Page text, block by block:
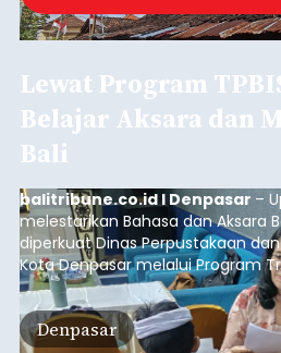
Lewat Program
Belajar Aksara dan
Bali
balitribune.co.id I Denpasar –
melestarikan Bahasa dan Aksara
diperkuat Dinas Perpustakaan
Kota Denpasar melalui Program
Perpustakaan Berbasis Inklusi
Tahun ini, sebanyak 63 siswa kelas
Negeri 17 Dangin Puri mendapat
Denpasar